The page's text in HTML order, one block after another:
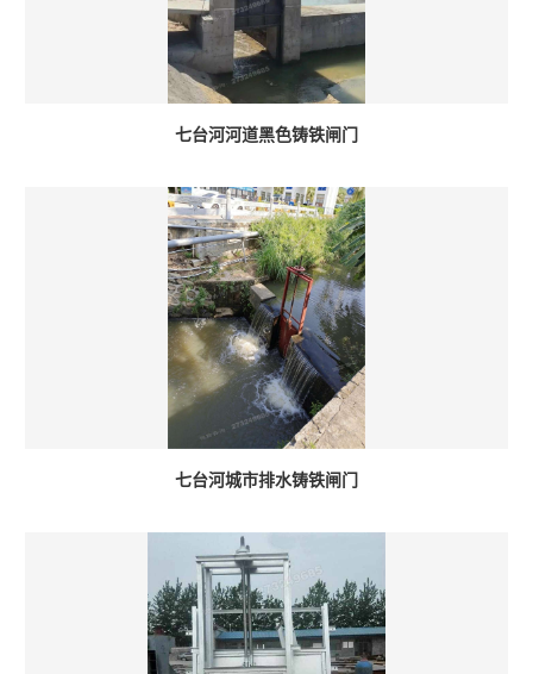
七台河河道黑色铸铁闸门
七台河城市排水铸铁闸门